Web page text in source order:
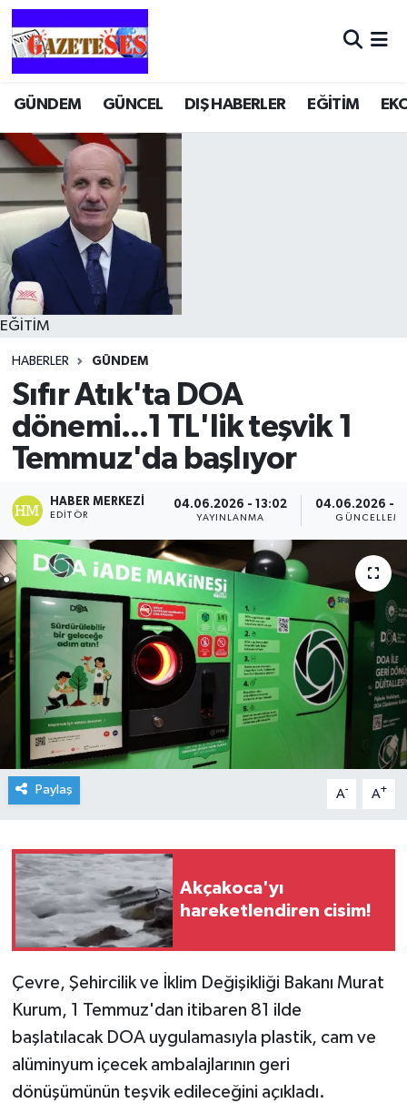
GÜNDEM GÜNCEL DIŞ HABERLER EĞİTİM
EĞİTİM
HABERLER GÜNDEM
Sıfır Atık'ta DOA
dönemi...1 TL'lik teşvik 1
Temmuz'da başlıyor
HABER MERKEZI
EDITÖR
04.06.2026 - 13:02
YAYINLANMA
04.06.2026 -
Paylaş A- A+
Akçakoca'yı
hareketlendiren cisim!
Çevre, Şehircilik ve İklim Değişikliği Bakanı Murat
Kurum, 1 Temmuz'dan itibaren 81 ilde
başlatılacak DOA uygulamasıyla plastik, cam ve
alüminyum içecek ambalajlarının geri
dönüşümünün teşvik edileceğini açıkladı.